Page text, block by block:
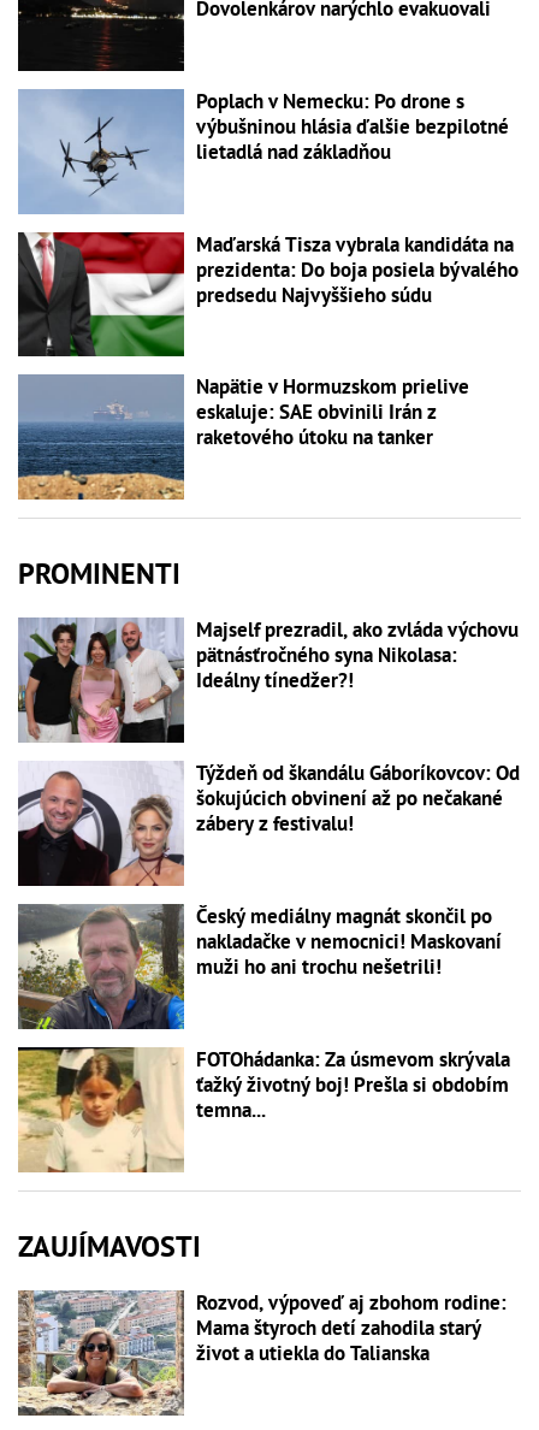
Dovolenkárov narýchlo evakuovali
Poplach v Nemecku: Po drone s
výbušninou hlásia ďalšie bezpilotné
lietadlá nad základňou
Maďarská Tisza vybrala kandidáta na
prezidenta: Do boja posiela bývalého
predsedu Najvyššieho súdu
Napätie v Hormuzskom prielive
eskaluje: SAE obvinili Irán z
raketového útoku na tanker
PROMINENTI
Majself prezradil, ako zvláda výchovu
pätnásťročného syna Nikolasa:
Ideálny tínedžer?!
Týždeň od škandálu Gáboríkovcov: Od
šokujúcich obvinení až po nečakané
zábery z festivalu!
Český mediálny magnát skončil po
nakladačke v nemocnici! Maskovaní
muži ho ani trochu nešetrili!
FOTOhádanka: Za úsmevom skrývala
ťažký životný boj! Prešla si obdobím
temna...
ZAUJÍMAVOSTI
Rozvod, výpoveď aj zbohom rodine:
Mama štyroch detí zahodila starý
život a utiekla do Talianska